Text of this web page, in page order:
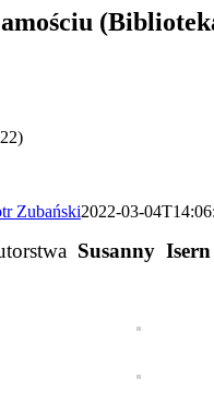
Zubański2022-03-
Susanny Isern